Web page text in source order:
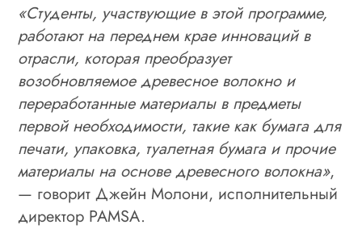
«Студенты, участвующие в этой программе,
работают на переднем крае инноваций в
отрасли, которая преобразует
возобновляемое древесное волокно и
переработанные материалы в предметы
первой необходимости, такие как бумага для
печати, упаковка, туалетная бумага и прочие
материалы на основе древесного волокна»,
— говорит Джейн Молони, исполнительный
директор PAMSA.